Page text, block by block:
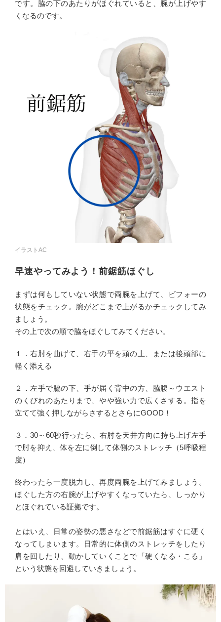
です。脇の下のあたりがほぐれていると、腕が上げやす
くなるのです。
イラストAC
早速やってみよう！前鋸筋ほぐし
まずは何もしていない状態で両腕を上げて、ビフォーの
状態をチェック。腕がどこまで上がるかチェックしてみ
ましょう。
その上で次の順で脇をほぐしてみてください。
１．右肘を曲げて、右手の平を頭の上、または後頭部に
軽く添える
２．左手で脇の下、手が届く背中の方、脇腹～ウエスト
のくびれのあたりまで、やや強い力で広くさする。指を
立てて強く押しながらさするとさらにGOOD！
３．30～60秒行ったら、右肘を天井方向に持ち上げ左手
で肘を抑え、体を左に倒して体側のストレッチ（5呼吸程
度）
終わったら一度脱力し、再度両腕を上げてみましょう。
ほぐした方の右腕が上げやすくなっていたら、しっかり
とほぐれている証拠です。
とはいえ、日常の姿勢の悪さなどで前鋸筋はすぐに硬く
なってしまいます。日常的に体側のストレッチをしたり
肩を回したり、動かしていくことで「硬くなる・こる」
という状態を回避していきましょう。